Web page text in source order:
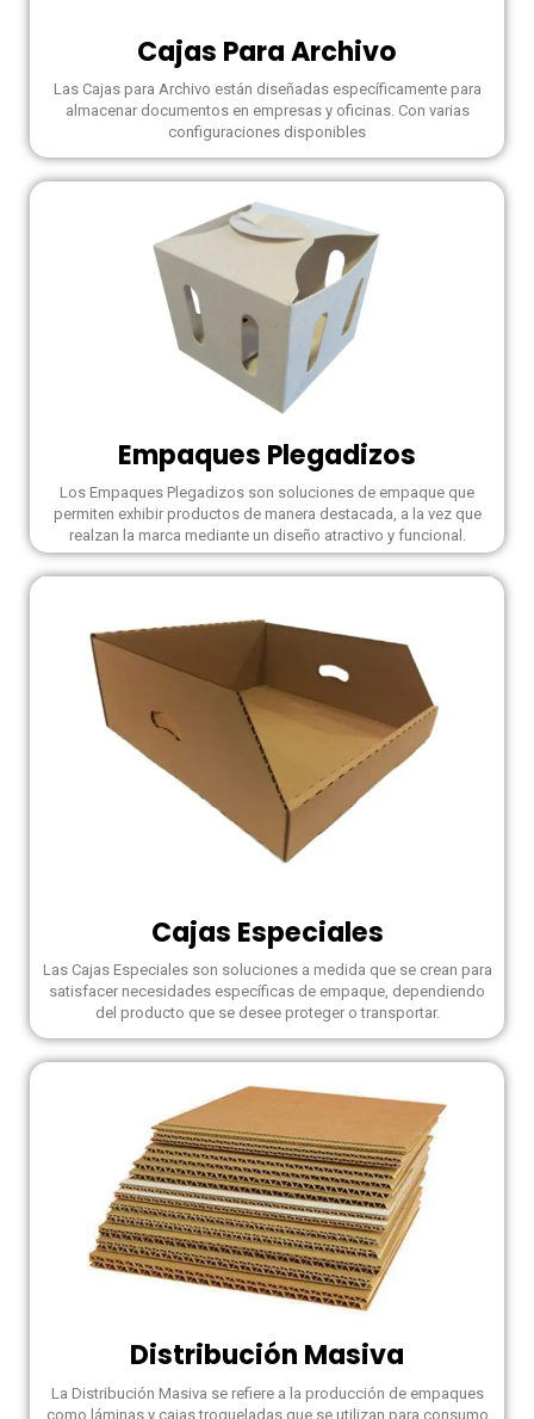
Cajas Para Archivo
Las Cajas para Archivo están diseñadas específicamente para
almacenar documentos en empresas y oficinas. Con varias
configuraciones disponibles
Empaques Plegadizos
Los Empaques Plegadizos son soluciones de empaque que
permiten exhibir productos de manera destacada, a la vez que
realzan la marca mediante un diseño atractivo y funcional.
Cajas Especiales
Las Cajas Especiales son soluciones a medida que se crean para
satisfacer necesidades específicas de empaque, dependiendo
del producto que se desee proteger o transportar.
Distribución Masiva
La Distribución Masiva se refiere a la producción de empaques
como láminas y cajas troqueladas que se utilizan para consumo